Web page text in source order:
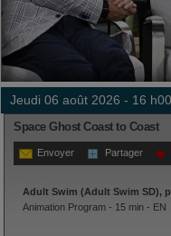
jeudi 06 août 2026 - 16 h00
Space Ghost Coast to Coast
Envoyer Partager
Adult Swim (Adult Swim SD),
Animation Program - 15 min - EN